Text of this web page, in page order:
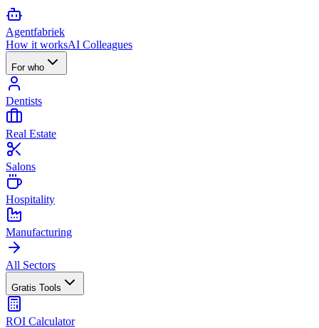
Agentfabriek
How it worksAI Colleagues
For who
Dentists
Real Estate
Salons
Hospitality
Manufacturing
All Sectors
Gratis Tools
ROI Calculator